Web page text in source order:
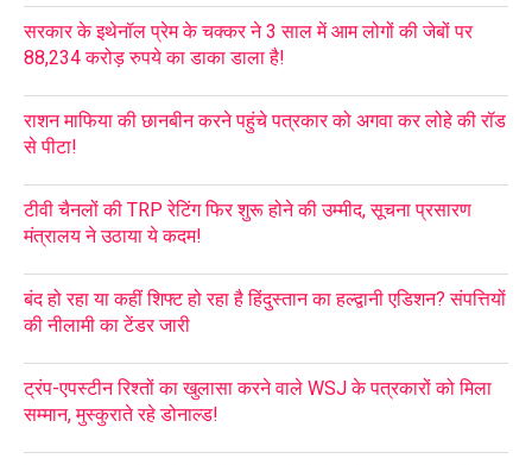
सरकार के इथेनॉल प्रेम के चक्कर ने 3 साल में आम लोगों की जेबों पर
88,234 करोड़ रुपये का डाका डाला है!
राशन माफिया की छानबीन करने पहुंचे पत्रकार को अगवा कर लोहे की रॉड
से पीटा!
टीवी चैनलों की TRP रेटिंग फिर शुरू होने की उम्मीद, सूचना प्रसारण
मंत्रालय ने उठाया ये कदम!
बंद हो रहा या कहीं शिफ्ट हो रहा है हिंदुस्तान का हल्द्वानी एडिशन? संपत्तियों
की नीलामी का टेंडर जारी
ट्रंप-एपस्टीन रिश्तों का खुलासा करने वाले WSJ के पत्रकारों को मिला
सम्मान, मुस्कुराते रहे डोनाल्ड!